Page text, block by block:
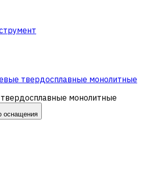
твердосплавные монолитные
монолитные
оснащения